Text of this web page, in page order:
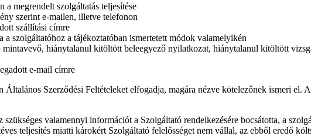
a megrendelt szolgáltatás teljesítése
szerint e-mailen, illetve telefonon
szállítási címre
szolgáltatóhoz a tájékoztatóban ismertetett módok valamelyikén
hiánytalanul kitöltött beleegyező nyilatkozat, hiánytalanul kitöltött
e-mail címre
Szerződési Feltételeket elfogadja, magára nézve kötelezőnek ismeri el.
valamennyi információt a Szolgáltató rendelkezésére bocsátotta, a
teljesítés miatti károkért Szolgáltató felelősséget nem vállal, az ebből eredő